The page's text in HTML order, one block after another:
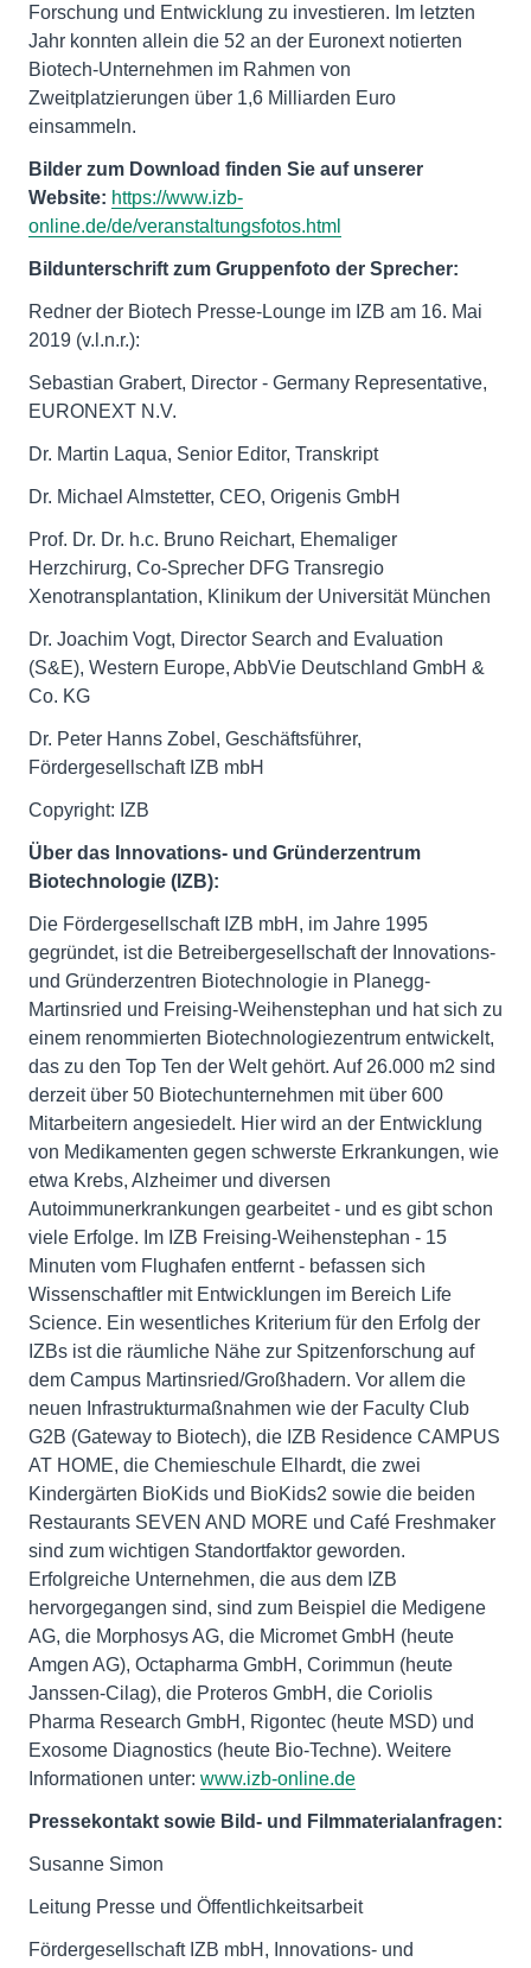
Forschung und Entwicklung zu investieren. Im letzten
Jahr konnten allein die 52 an der Euronext notierten
Biotech-Unternehmen im Rahmen von
Zweitplatzierungen über 1,6 Milliarden Euro
einsammeln.
Bilder zum Download finden Sie auf unserer
Website: https://www.izb-
online.de/de/veranstaltungsfotos.html
Bildunterschrift zum Gruppenfoto der Sprecher:
Redner der Biotech Presse-Lounge im IZB am 16. Mai
2019 (v.l.n.r.):
Sebastian Grabert, Director - Germany Representative,
EURONEXT N.V.
Dr. Martin Laqua, Senior Editor, Transkript
Dr. Michael Almstetter, CEO, Origenis GmbH
Prof. Dr. Dr. h.c. Bruno Reichart, Ehemaliger
Herzchirurg, Co-Sprecher DFG Transregio
Xenotransplantation, Klinikum der Universität München
Dr. Joachim Vogt, Director Search and Evaluation
(S&E), Western Europe, AbbVie Deutschland GmbH &
Co. KG
Dr. Peter Hanns Zobel, Geschäftsführer,
Fördergesellschaft IZB mbH
Copyright: IZB
Über das Innovations- und Gründerzentrum
Biotechnologie (IZB):
Die Fördergesellschaft IZB mbH, im Jahre 1995
gegründet, ist die Betreibergesellschaft der Innovations-
und Gründerzentren Biotechnologie in Planegg-
Martinsried und Freising-Weihenstephan und hat sich zu
einem renommierten Biotechnologiezentrum entwickelt,
das zu den Top Ten der Welt gehört. Auf 26.000 m2 sind
derzeit über 50 Biotechunternehmen mit über 600
Mitarbeitern angesiedelt. Hier wird an der Entwicklung
von Medikamenten gegen schwerste Erkrankungen, wie
etwa Krebs, Alzheimer und diversen
Autoimmunerkrankungen gearbeitet - und es gibt schon
viele Erfolge. Im IZB Freising-Weihenstephan - 15
Minuten vom Flughafen entfernt - befassen sich
Wissenschaftler mit Entwicklungen im Bereich Life
Science. Ein wesentliches Kriterium für den Erfolg der
IZBs ist die räumliche Nähe zur Spitzenforschung auf
dem Campus Martinsried/Großhadern. Vor allem die
neuen Infrastrukturmaßnahmen wie der Faculty Club
G2B (Gateway to Biotech), die IZB Residence CAMPUS
AT HOME, die Chemieschule Elhardt, die zwei
Kindergärten BioKids und BioKids2 sowie die beiden
Restaurants SEVEN AND MORE und Café Freshmaker
sind zum wichtigen Standortfaktor geworden.
Erfolgreiche Unternehmen, die aus dem IZB
hervorgegangen sind, sind zum Beispiel die Medigene
AG, die Morphosys AG, die Micromet GmbH (heute
Amgen AG), Octapharma GmbH, Corimmun (heute
Janssen-Cilag), die Proteros GmbH, die Coriolis
Pharma Research GmbH, Rigontec (heute MSD) und
Exosome Diagnostics (heute Bio-Techne). Weitere
Informationen unter: www.izb-online.de
Pressekontakt sowie Bild- und Filmmaterialanfragen:
Susanne Simon
Leitung Presse und Öffentlichkeitsarbeit
Fördergesellschaft IZB mbH, Innovations- und